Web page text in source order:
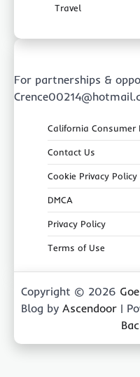
Travel
For partnerships &
California Consumer
Contact Us
Cookie Privacy Policy
DMCA
Privacy Policy
Terms of Use
Copyright © 2026
Blog by Ascendoor |